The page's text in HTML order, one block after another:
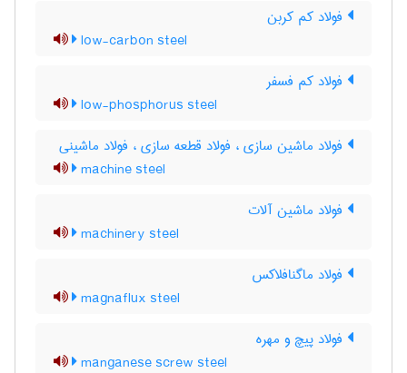
فولاد کم کربن
low-carbon steel
فولاد کم فسفر
low-phosphorus steel
فولاد ماشین سازی ، فولاد قطعه سازی ، فولاد ماشینی
machine steel
فولاد ماشین آلات
machinery steel
فولاد ماگنافلاکس
magnaflux steel
فولاد پیچ و مهره
manganese screw steel